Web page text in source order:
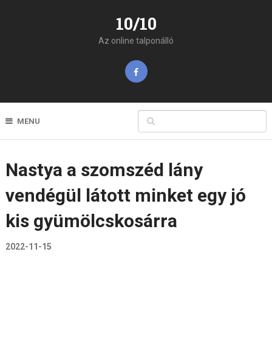
10/10
Az online talponálló
MENU
Nastya a szomszéd lány
vendégül látott minket egy jó
kis gyümölcskosárra
2022-11-15